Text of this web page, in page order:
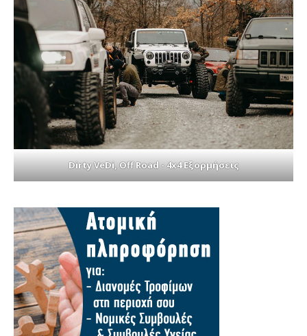
Dirty VeDi, Off Road - 4x4 Εξορμήσεις